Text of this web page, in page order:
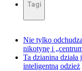
Tagi
Nie tylko
nikotynę i
Ta dzianina
inteligentną odzież